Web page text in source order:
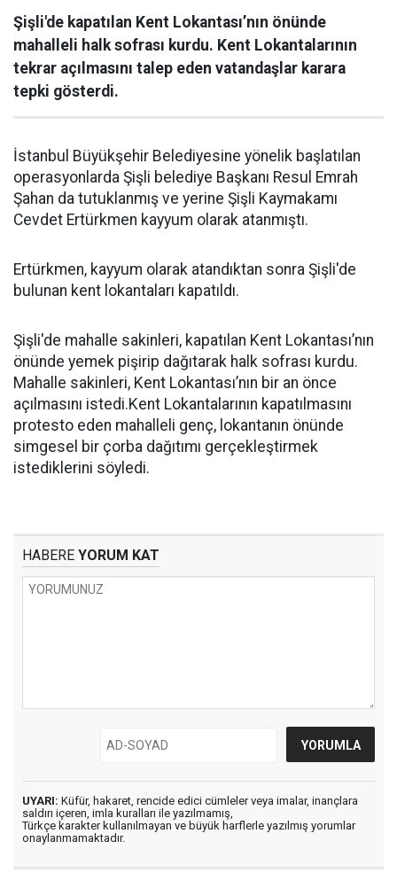
Şişli'de kapatılan Kent Lokantası’nın önünde
mahalleli halk sofrası kurdu. Kent Lokantalarının
tekrar açılmasını talep eden vatandaşlar karara
tepki gösterdi.
İstanbul Büyükşehir Belediyesine yönelik başlatılan
operasyonlarda Şişli belediye Başkanı Resul Emrah
Şahan da tutuklanmış ve yerine Şişli Kaymakamı
Cevdet Ertürkmen kayyum olarak atanmıştı.
Ertürkmen, kayyum olarak atandıktan sonra Şişli'de
bulunan kent lokantaları kapatıldı.
Şişli'de mahalle sakinleri, kapatılan Kent Lokantası’nın
önünde yemek pişirip dağıtarak halk sofrası kurdu.
Mahalle sakinleri, Kent Lokantası’nın bir an önce
açılmasını istedi.Kent Lokantalarının kapatılmasını
protesto eden mahalleli genç, lokantanın önünde
simgesel bir çorba dağıtımı gerçekleştirmek
istediklerini söyledi.
HABERE YORUM KAT
UYARI: Küfür, hakaret, rencide edici cümleler veya imalar, inançlara
saldırı içeren, imla kuralları ile yazılmamış,
Türkçe karakter kullanılmayan ve büyük harflerle yazılmış yorumlar
onaylanmamaktadır.